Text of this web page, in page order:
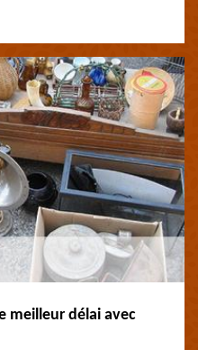
meilleur délai avec